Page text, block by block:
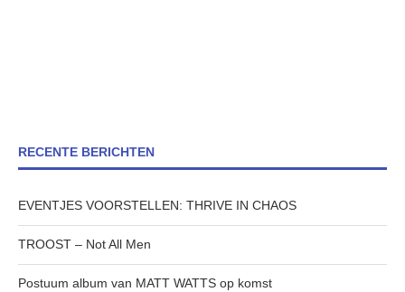
RECENTE BERICHTEN
EVENTJES VOORSTELLEN: THRIVE IN CHAOS
TROOST – Not All Men
Postuum album van MATT WATTS op komst